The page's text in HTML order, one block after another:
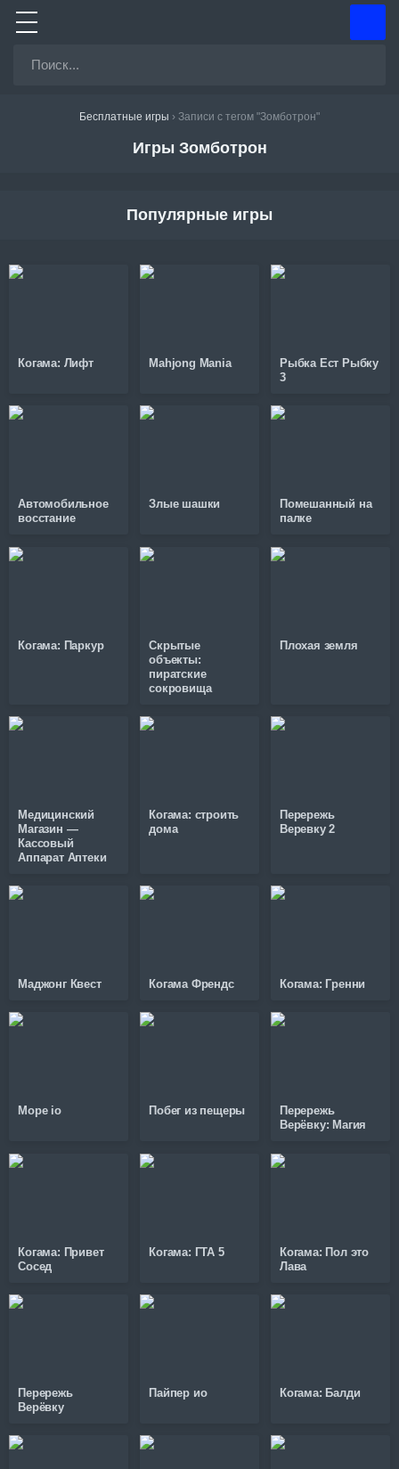
Бесплатные игры › Записи с тегом "Зомботрон"
Игры Зомботрон
Популярные игры
Когама: Лифт Mahjong Mania
Рыбка Ест Рыбку
3
Автомобильное
восстание
Злые шашки
Помешанный на
палке
Когама: Паркур
Скрытые
объекты:
пиратские
сокровища
Плохая земля
Медицинский
Магазин —
Кассовый
Аппарат Аптеки
Когама: строить
дома
Перережь
Веревку 2
Маджонг Квест Когама Френдс Когама: Гренни
Mope io Побег из пещеры
Перережь
Верёвку: Магия
Когама: Привет
Сосед
Когама: ГТА 5
Когама: Пол это
Лава
Перережь
Верёвку
Пайпер ио Когама: Балди